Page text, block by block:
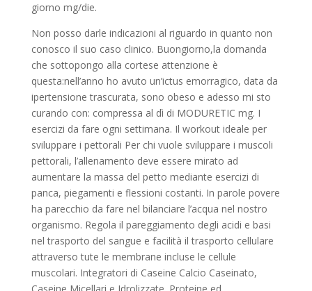
giorno mg/die.
Non posso darle indicazioni al riguardo in quanto non
conosco il suo caso clinico. Buongiorno,la domanda
che sottopongo alla cortese attenzione è
questa:nell’anno ho avuto un’ictus emorragico, data da
ipertensione trascurata, sono obeso e adesso mi sto
curando con: compressa al dì di MODURETIC mg. I
esercizi da fare ogni settimana. Il workout ideale per
sviluppare i pettorali Per chi vuole sviluppare i muscoli
pettorali, l’allenamento deve essere mirato ad
aumentare la massa del petto mediante esercizi di
panca, piegamenti e flessioni costanti. In parole povere
ha parecchio da fare nel bilanciare l’acqua nel nostro
organismo. Regola il pareggiamento degli acidi e basi
nel trasporto del sangue e facilità il trasporto cellulare
attraverso tute le membrane incluse le cellule
muscolari. Integratori di Caseine Calcio Caseinato,